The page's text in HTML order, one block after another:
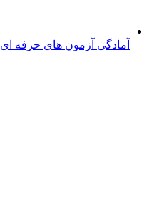
آمادگی آزمون های حرفه ای